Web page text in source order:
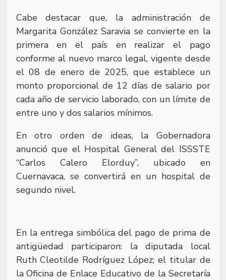
Cabe destacar que, la administración de
Margarita González Saravia se convierte en la
primera en el país en realizar el pago
conforme al nuevo marco legal, vigente desde
el 08 de enero de 2025, que establece un
monto proporcional de 12 días de salario por
cada año de servicio laborado, con un límite de
entre uno y dos salarios mínimos.
En otro orden de ideas, la Gobernadora
anunció que el Hospital General del ISSSTE
“Carlos Calero Elorduy”, ubicado en
Cuernavaca, se convertirá en un hospital de
segundo nivel.
En la entrega simbólica del pago de prima de
antigüedad participaron: la diputada local
Ruth Cleotilde Rodríguez López; el titular de
la Oficina de Enlace Educativo de la Secretaría